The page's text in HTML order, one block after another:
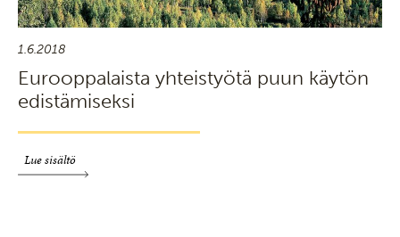
1.6.2018
Eurooppalaista yhteistyötä puun käytön
edistämiseksi
Lue sisältö